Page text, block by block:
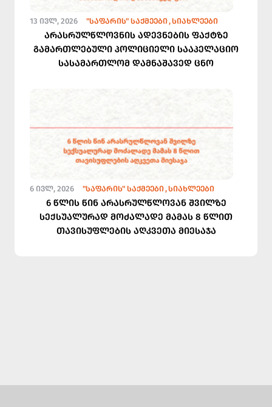
13 ᲘᲕᲚ, 2026 "ᲡᲐᲤᲐᲠᲘᲡ" ᲡᲐᲥᲛᲔᲔᲑᲘ ᲡᲘᲐᲮᲚᲔᲔᲑᲘ
არასრულწლოვნის ადევნების ფაქტზე
გამართლებული პოლიციელი სააპელაციო
სასამართლომ დამნაშავედ ცნო
6 ᲘᲕᲚ, 2026 "ᲡᲐᲤᲐᲠᲘᲡ" ᲡᲐᲥᲛᲔᲔᲑᲘ ᲡᲘᲐᲮᲚᲔᲔᲑᲘ
6 წლის წინ არასრულწლოვან შვილზე
სექსუალურად მოძალადე მამას 8 წლით
თავისუფლების აღკვეთა მიესაჯა